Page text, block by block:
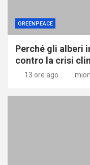
GREENPEACE
Perché gli alberi
contro la crisi
13 ore ago